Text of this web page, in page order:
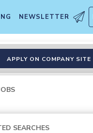
NEWSLETTER
担当）
APPLY ON COMPANY SITE
SEARCHES